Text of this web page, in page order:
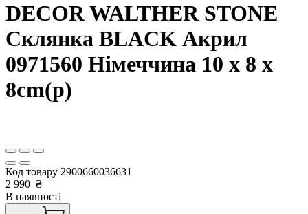
DECOR WALTHER STONE
Склянка BLACK Акрил
0971560 Німеччина 10 x 8 x
8cm(р)
Код товару 2900660036631
2 990 ₴
В наявності